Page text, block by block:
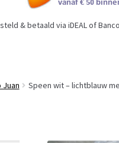
& betaald via iDEAL of
Speen wit – lichtblauw